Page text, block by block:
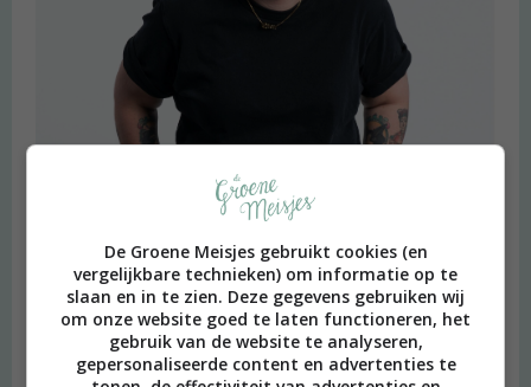
De Groene Meisjes gebruikt cookies (en
vergelijkbare technieken) om informatie op te
slaan en in te zien. Deze gegevens gebruiken wij
om onze website goed te laten functioneren, het
gebruik van de website te analyseren,
gepersonaliseerde content en advertenties te